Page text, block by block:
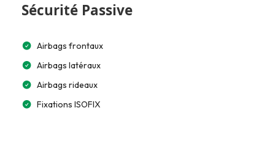
Sécurité Passive
Airbags frontaux
Airbags latéraux
Airbags rideaux
Fixations ISOFIX